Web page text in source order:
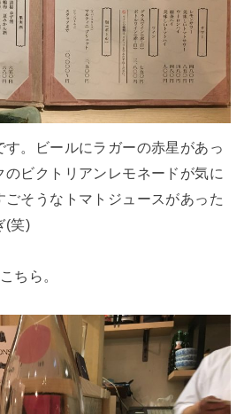
す。ビールにラガーの赤星があっ
のビクトリアンレモネードが気に
ごそうなトマトジュースがあった
(笑)
ちら。